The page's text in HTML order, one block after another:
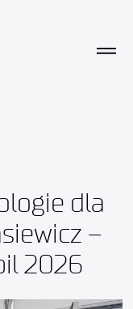
dla
–
2026